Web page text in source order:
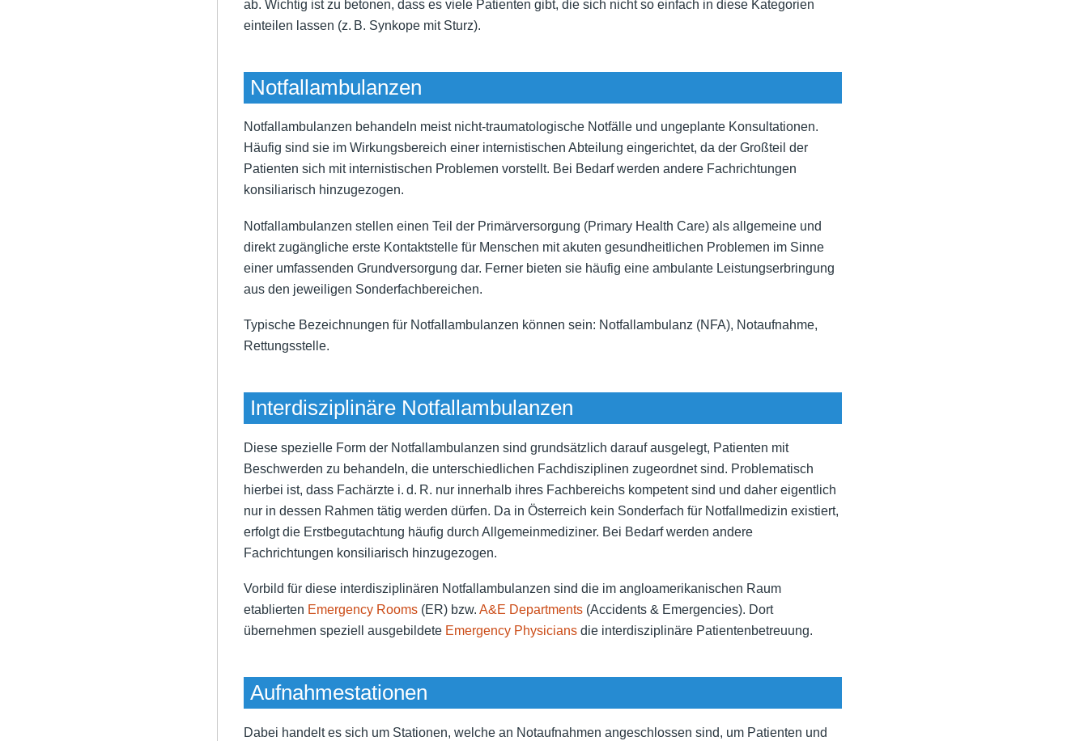
ab. Wichtig ist zu betonen, dass es viele Patienten gibt, die sich nicht so einfach in diese Kategorien
einteilen lassen (z. B. Synkope mit Sturz).
Notfallambulanzen
Notfallambulanzen behandeln meist nicht-traumatologische Notfälle und ungeplante Konsultationen.
Häufig sind sie im Wirkungsbereich einer internistischen Abteilung eingerichtet, da der Großteil der
Patienten sich mit internistischen Problemen vorstellt. Bei Bedarf werden andere Fachrichtungen
konsiliarisch hinzugezogen.
Notfallambulanzen stellen einen Teil der Primärversorgung (Primary Health Care) als allgemeine und
direkt zugängliche erste Kontaktstelle für Menschen mit akuten gesundheitlichen Problemen im Sinne
einer umfassenden Grundversorgung dar. Ferner bieten sie häufig eine ambulante Leistungserbringung
aus den jeweiligen Sonderfachbereichen.
Typische Bezeichnungen für Notfallambulanzen können sein: Notfallambulanz (NFA), Notaufnahme,
Rettungsstelle.
Interdisziplinäre Notfallambulanzen
Diese spezielle Form der Notfallambulanzen sind grundsätzlich darauf ausgelegt, Patienten mit
Beschwerden zu behandeln, die unterschiedlichen Fachdisziplinen zugeordnet sind. Problematisch
hierbei ist, dass Fachärzte i. d. R. nur innerhalb ihres Fachbereichs kompetent sind und daher eigentlich
nur in dessen Rahmen tätig werden dürfen. Da in Österreich kein Sonderfach für Notfallmedizin existiert,
erfolgt die Erstbegutachtung häufig durch Allgemeinmediziner. Bei Bedarf werden andere
Fachrichtungen konsiliarisch hinzugezogen.
Vorbild für diese interdisziplinären Notfallambulanzen sind die im angloamerikanischen Raum
etablierten Emergency Rooms(ER) bzw. A&E Departments(Accidents & Emergencies). Dort
übernehmen speziell ausgebildete Emergency Physiciansdie interdisziplinäre Patientenbetreuung.
Aufnahmestationen
Dabei handelt es sich um Stationen, welche an Notaufnahmen angeschlossen sind, um Patienten und